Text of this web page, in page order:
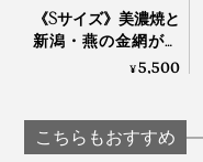
《Sサイズ》美濃焼と
新潟・燕の金網が融
合した、網付きプレ
¥5,500
こちらもおすすめ